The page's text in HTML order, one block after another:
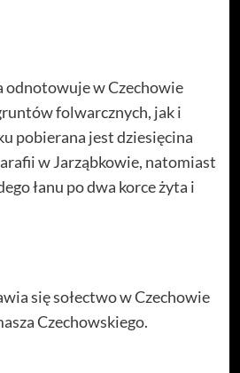
odnotowuje w Czechowie
folwarcznych, jak i
pobierana jest dziesięcina
w Jarząbkowie, natomiast
łanu po dwa korce żyta i
się sołectwo w Czechowie
Czechowskiego.